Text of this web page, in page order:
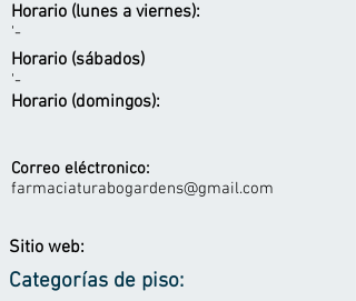
Horario (lunes a viernes):
'-
Horario (sábados)
'-
Horario (domingos):
Correo eléctronico:
farmaciaturabogardens@gmail.com
Sitio web:
Categorías de piso: